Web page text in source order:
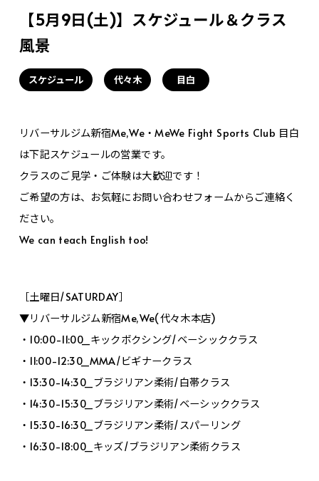
【5月9日(土)】スケジュール＆クラス
風景
スケジュール 代々木 目白
リバーサルジム新宿Me,We・MeWe Fight Sports Club 目白
は下記スケジュールの営業です。
クラスのご見学・ご体験は大歓迎です！
ご希望の方は、お気軽にお問い合わせフォームからご連絡く
ださい。
We can teach English too!
［土曜日/SATURDAY］
▼リバーサルジム新宿Me,We(代々木本店)
・10:00-11:00_キックボクシング/ベーシッククラス
・11:00-12:30_MMA/ビギナークラス
・13:30-14:30_ブラジリアン柔術/白帯クラス
・14:30-15:30_ブラジリアン柔術/ベーシッククラス
・15:30-16:30_ブラジリアン柔術/スパーリング
・16:30-18:00_キッズ/ブラジリアン柔術クラス